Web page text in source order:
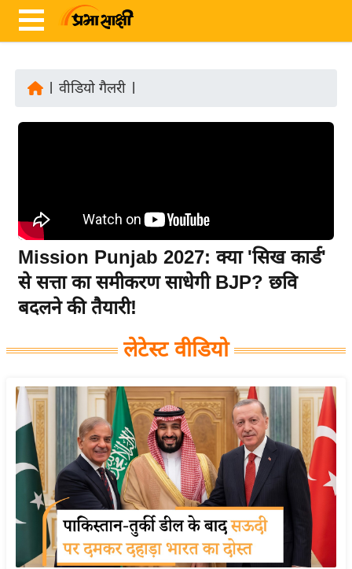
रा
ष्ट्री
य
अं
त
ष्ट्री
बि
ने
द्यो
ग
ग
वीडियो गैलरी
Mission Punjab 2027: क्या 'सिख कार्ड'
से सत्ता का समीकरण साधेगी BJP? छवि
बदलने की तैयारी!
लेटेस्ट वीडियो